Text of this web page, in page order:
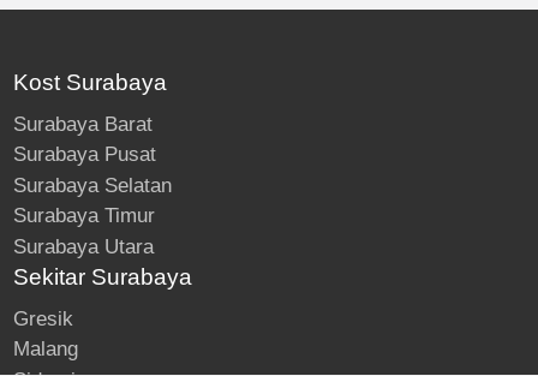
Kost Surabaya
Surabaya Barat
Surabaya Pusat
Surabaya Selatan
Surabaya Timur
Surabaya Utara
Sekitar Surabaya
Gresik
Malang